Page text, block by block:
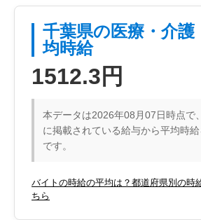
千葉県の医療・介護
均時給
1512.3円
本データは2026年08月07日時点で
に掲載されている給与から平均時
です。
バイトの時給の平均は？都道府県別の時
ちら